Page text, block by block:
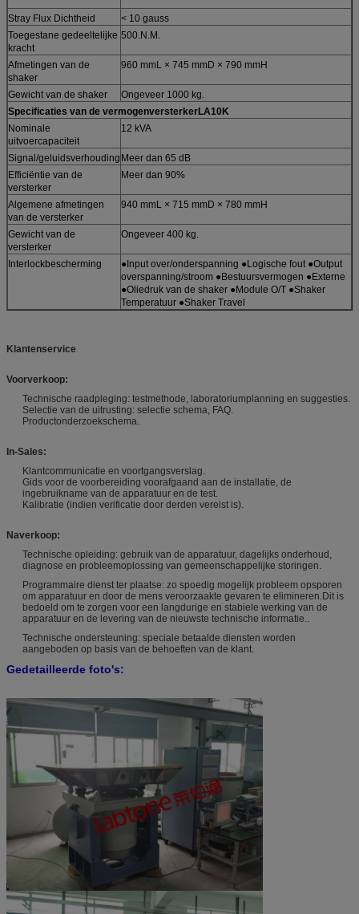
Stray Flux Dichtheid
< 10 gauss
Toegestane gedeeltelijke
kracht
500.N.M.
Afmetingen van de
shaker
960 mmL × 745 mmD × 790 mmH
Gewicht van de shaker
Ongeveer 1000 kg.
Specificaties van de vermogenversterkerLA10K
Nominale
uitvoercapaciteit
12 kVA
Signal/geluidsverhouding Meer dan 65 dB
Efficiëntie van de
versterker
Meer dan 90%
Algemene afmetingen
van de versterker
940 mmL × 715 mmD × 780 mmH
Gewicht van de
versterker
Ongeveer 400 kg.
Interlockbescherming
●Input over/onderspanning ●Logische fout ●Output
overspanning/stroom ●Bestuursvermogen ●Externe
●Oliedruk van de shaker ●Module O/T ●Shaker
Temperatuur ●Shaker Travel
Klantenservice
Voorverkoop:
Technische raadpleging: testmethode, laboratoriumplanning en suggesties.
Selectie van de uitrusting: selectie schema, FAQ.
Productonderzoekschema.
In-Sales:
Klantcommunicatie en voortgangsverslag.
Gids voor de voorbereiding voorafgaand aan de installatie, de
ingebruikname van de apparatuur en de test.
Kalibratie (indien verificatie door derden vereist is).
Naverkoop:
Technische opleiding: gebruik van de apparatuur, dagelijks onderhoud,
diagnose en probleemoplossing van gemeenschappelijke storingen.
Programmaire dienst ter plaatse: zo spoedig mogelijk probleem opsporen
om apparatuur en door de mens veroorzaakte gevaren te elimineren.Dit is
bedoeld om te zorgen voor een langdurige en stabiele werking van de
apparatuur en de levering van de nieuwste technische informatie..
Technische ondersteuning: speciale betaalde diensten worden
aangeboden op basis van de behoeften van de klant.
Gedetailleerde foto's: